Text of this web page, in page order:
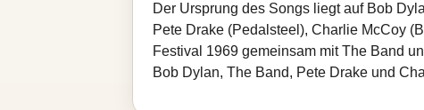
Der Ursprung des Songs liegt auf Bob
Pete Drake (Pedalsteel), Charlie McCoy
Festival 1969 gemeinsam mit The Band
Bob Dylan, The Band, Pete Drake und